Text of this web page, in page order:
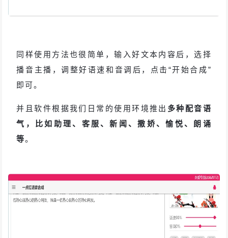
同样使用方法也很简单，输入好文本内容后，选择
播音主播，调整好语速和音调后，点击“开始合成”
即可。
并且软件根据我们日常的使用环境推出 多种配音语
气，比如助理、客服、新闻、撒娇、愉悦、朗诵
等。